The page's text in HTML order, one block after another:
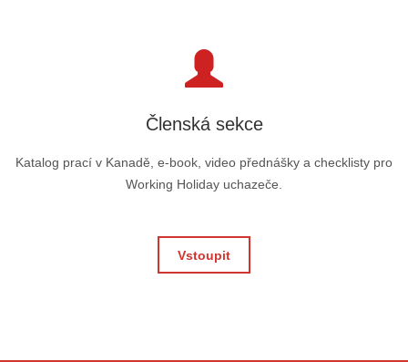
Členská sekce
Katalog prací v Kanadě, e-book, video přednášky a checklisty pro
Working Holiday uchazeče.
Vstoupit